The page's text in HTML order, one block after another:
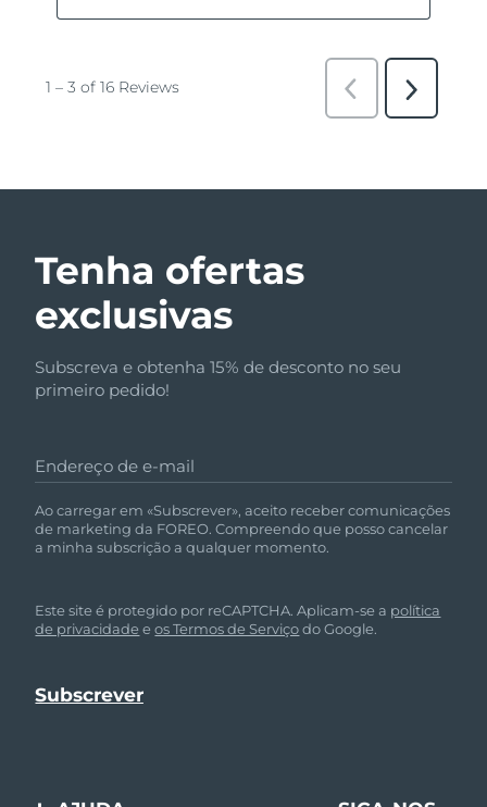
Tenha ofertas
exclusivas
Subscreva e obtenha 15% de desconto no seu
primeiro pedido!
Endereço de e-mail
Ao carregar em «Subscrever», aceito receber comunicações
de marketing da FOREO. Compreendo que posso cancelar
a minha subscrição a qualquer momento.
Este site é protegido por reCAPTCHA. Aplicam-se a política
de privacidade eos Termos de Serviçodo Google.